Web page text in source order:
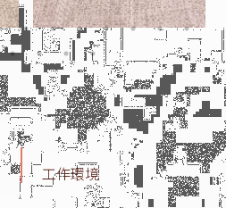
工作環境